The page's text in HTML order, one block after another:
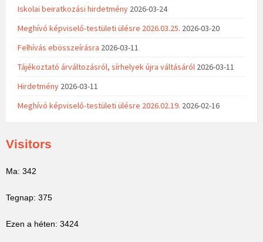
Iskolai beiratkozási hirdetmény 2026-03-24
Meghívó képviselő-testületi ülésre 2026.03.25. 2026-03-20
Felhívás ebösszeírásra 2026-03-11
Tájékoztató árváltozásról, sírhelyek újra váltásáról 2026-03-11
Hirdetmény 2026-03-11
Meghívó képviselő-testületi ülésre 2026.02.19. 2026-02-16
Visitors
Ma: 342
Tegnap: 375
Ezen a héten: 3424